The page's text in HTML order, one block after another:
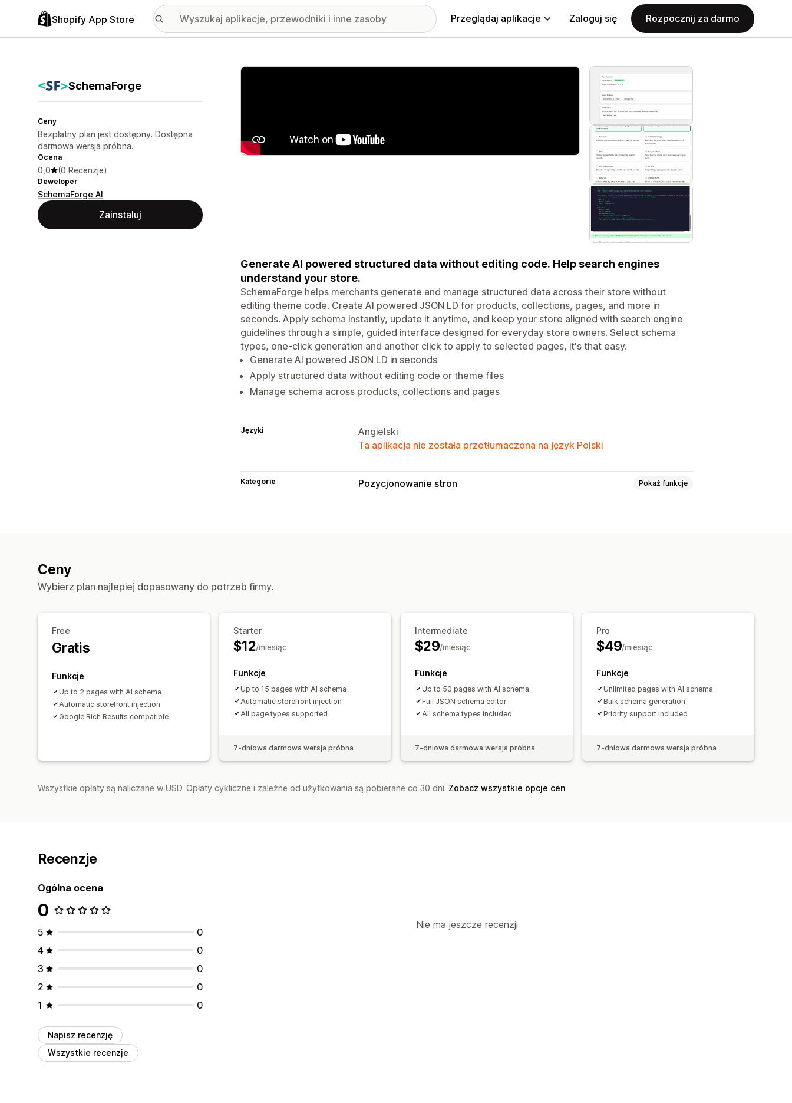
Shopify App Store Przeglądaj aplikacje Zaloguj się Rozpocznij za darmo
SchemaForge
Ceny
Bezpłatny plan jest dostępny. Dostępna
darmowa wersja próbna.
Ocena
0,0 (0 Recenzje)
Deweloper
SchemaForge AI
Zainstaluj
Wyróżnione obrazy w galerii
Generate AI powered structured data without editing code. Help search engines
understand your store.
SchemaForge helps merchants generate and manage structured data across their store without
editing theme code. Create AI powered JSON LD for products, collections, pages, and more in
seconds. Apply schema instantly, update it anytime, and keep your store aligned with search engine
guidelines through a simple, guided interface designed for everyday store owners. Select schema
types, one-click generation and another click to apply to selected pages, it's that easy.
Generate AI powered JSON LD in seconds
Apply structured data without editing code or theme files
Manage schema across products, collections and pages
Języki
Angielski
Ta aplikacja nie została przetłumaczona na język Polski
Kategorie Pozycjonowanie stron Pokaż funkcje
Ceny
Wybierz plan najlepiej dopasowany do potrzeb firmy.
Free
Gratis
Funkcje
Up to 2 pages with AI schema
Automatic storefront injection
Google Rich Results compatible
Starter
$12/miesiąc
Funkcje
Up to 15 pages with AI schema
Automatic storefront injection
All page types supported
7-dniowa darmowa wersja próbna
Intermediate
$29/miesiąc
Funkcje
Up to 50 pages with AI schema
Full JSON schema editor
All schema types included
7-dniowa darmowa wersja próbna
Pro
$49/miesiąc
Funkcje
Unlimited pages with AI schema
Bulk schema generation
Priority support included
7-dniowa darmowa wersja próbna
Wszystkie opłaty są naliczane w USD. Opłaty cykliczne i zależne od użytkowania są pobierane co 30 dni. Zobacz wszystkie opcje cen
Recenzje
Ogólna ocena
0
5
0
4
0
3
0
2
0
1
0
Napisz recenzję
Wszystkie recenzje
Nie ma jeszcze recenzji